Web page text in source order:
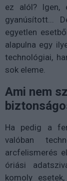
ez alól? Igen,
gyanúsított...
egyetlen
alapulna egy
technológiai,
sok eleme.
Ami nem
Ha pedig a
valóban
arcfelismerés
óriási
komoly